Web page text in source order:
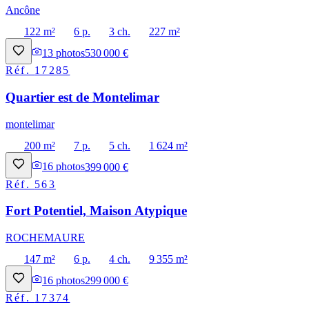
Ancône
122 m²
6 p. 3 ch.
227 m²
13 photos530 000 €
Réf. 17285
Quartier est de Montelimar
montelimar
200 m²
7 p. 5 ch.
1 624 m²
16 photos399 000 €
Réf. 563
Fort Potentiel, Maison Atypique
ROCHEMAURE
147 m²
6 p. 4 ch.
9 355 m²
16 photos299 000 €
Réf. 17374